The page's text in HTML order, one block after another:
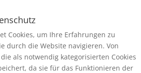
Cookies, um Ihre Erfahrungen zu
durch die Website navigieren. Von
als notwendig kategorisierten Cookies
da sie für das Funktionieren der